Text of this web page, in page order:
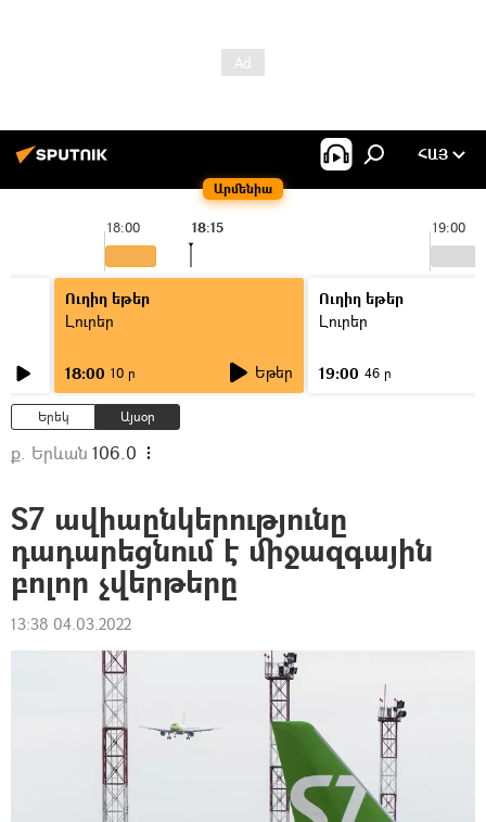
Արմենիա
ՀԱՅ
18:00 19:00
18:15
Ուղիղ եթեր
Լուրեր
18:00 10 ր Եթեր
Ուղիղ եթեր
Լուրեր
19:00 46 ր
Երեկ Այսօր
ք. Երևան 106.0
S7 ավիաընկերությունը
դադարեցնում է միջազգային
բոլոր չվերթերը
13:38 04.03.2022